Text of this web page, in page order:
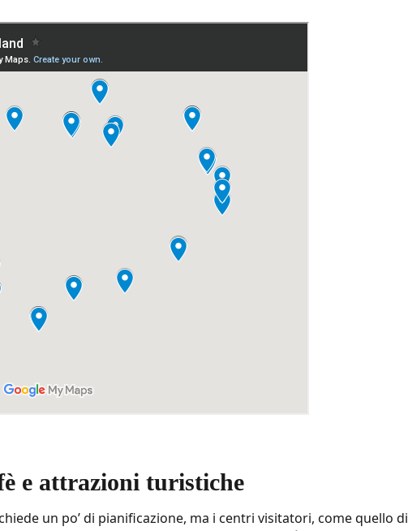
e attrazioni turistiche
un po’ di pianificazione, ma i centri visitatori, come quello di